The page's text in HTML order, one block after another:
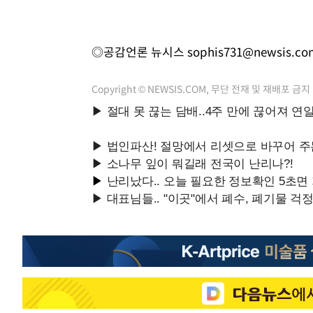
◎공감언론 뉴시스
Copyright © NEWSIS.COM, 무단 전재 및 재배포 금지